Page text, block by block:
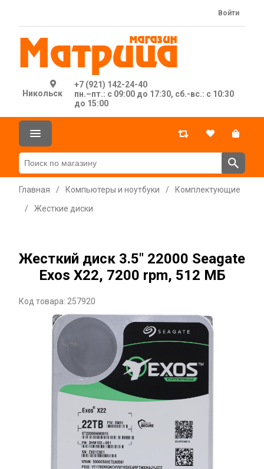
Никольск
+7 (921) 142-24-40
пн.–пт.: с 09:00 до 17:30, сб.-вс.: с 10:30
до 15:00
Войти
Главная / Компьютеры и ноутбуки /
Комплектующие
/
Жесткие диски
Жесткий диск 3.5" 22000 Seagate
Exos X22, 7200 rpm, 512 МБ
Код товара: 257920